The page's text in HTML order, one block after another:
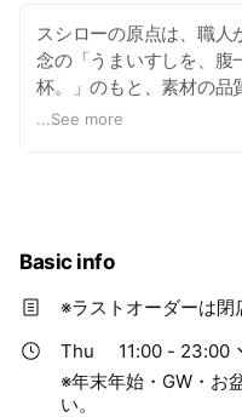
スシローの原点は、職人
念の「うまいすしを、腹
杯。」のもと、素材の品
ます。
...See more
Basic info
※ラストオーダーは閉
Thu
11:00 - 23:00
※年末年始・GW・お
い。